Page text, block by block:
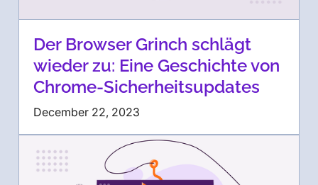
Der Browser Grinch schlägt
wieder zu: Eine Geschichte von
Chrome-Sicherheitsupdates
December 22, 2023